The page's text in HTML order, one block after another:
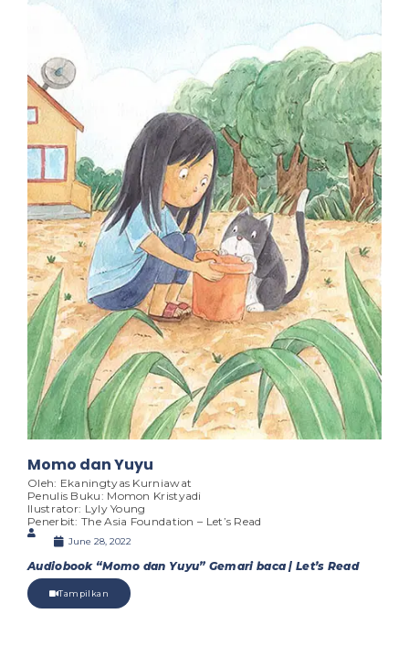
Momo dan Yuyu
Oleh: Ekaningtyas Kurniawat
Penulis Buku: Momon Kristyadi
Ilustrator: Lyly Young
Penerbit: The Asia Foundation – Let’s Read
June 28, 2022
Audiobook “Momo dan Yuyu” Gemari baca | Let’s Read
Tampilkan